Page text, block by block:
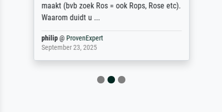
maakt (bvb zoek Ros = ook Rops, Rose etc).
Waarom duidt u ...
philip@ ProvenExpert
September 23, 2025